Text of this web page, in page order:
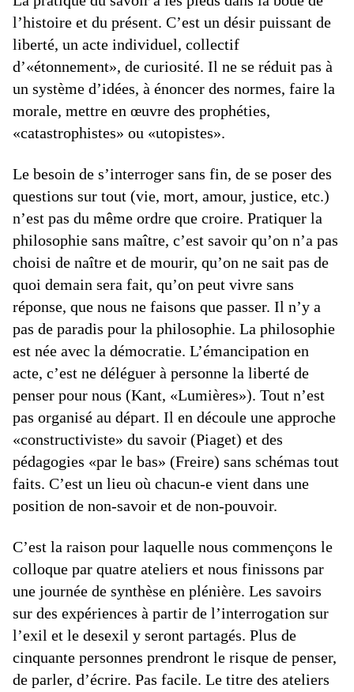
l’histoire et du présent. C’est un désir puissant de
liberté, un acte individuel, collectif
d’«étonnement», de curiosité. Il ne se réduit pas à
un système d’idées, à énoncer des normes, faire la
morale, mettre en œuvre des prophéties,
«catastrophistes» ou «utopistes».
Le besoin de s’interroger sans fin, de se poser des
questions sur tout (vie, mort, amour, justice, etc.)
n’est pas du même ordre que croire. Pratiquer la
philosophie sans maître, c’est savoir qu’on n’a pas
choisi de naître et de mourir, qu’on ne sait pas de
quoi demain sera fait, qu’on peut vivre sans
réponse, que nous ne faisons que passer. Il n’y a
pas de paradis pour la philosophie. La philosophie
est née avec la démocratie. L’émancipation en
acte, c’est ne déléguer à personne la liberté de
penser pour nous (Kant, «Lumières»). Tout n’est
pas organisé au départ. Il en découle une approche
«constructiviste» du savoir (Piaget) et des
pédagogies «par le bas» (Freire) sans schémas tout
faits. C’est un lieu où chacun-e vient dans une
position de non-savoir et de non-pouvoir.
C’est la raison pour laquelle nous commençons le
colloque par quatre ateliers et nous finissons par
une journée de synthèse en plénière. Les savoirs
sur des expériences à partir de l’interrogation sur
l’exil et le desexil y seront partagés. Plus de
cinquante personnes prendront le risque de penser,
de parler, d’écrire. Pas facile. Le titre des ateliers